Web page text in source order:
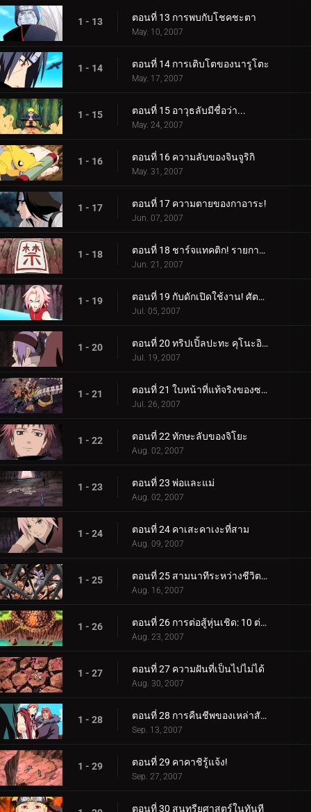
1 - 13 ตอนที่ 13 การพบกับโชคชะตา
May. 10, 2007
1 - 14 ตอนที่ 14 การเติบโตของนารูโตะ
May. 17, 2007
1 - 15 ตอนที่ 15 อาวุธลับมีชื่อว่า...
May. 24, 2007
1 - 16 ตอนที่ 16 ความลับของจินจูริกิ
May. 31, 2007
1 - 17 ตอนที่ 17 ความตายของกาอาระ!
Jun. 07, 2007
1 - 18 ตอนที่ 18 ชาร์จแทคติก! รายการ Button Hook!!
Jun. 21, 2007
1 - 19 ตอนที่ 19 กับดักเปิดใช้งาน! ศัตรูของทีมกาย
Jul. 05, 2007
1 - 20 ตอนที่ 20 ทริปเปิ้ลปะทะ คุโนะอิจิสองคน!
Jul. 19, 2007
1 - 21 ตอนที่ 21 ใบหน้าที่แท้จริงของซาโซริ
Jul. 26, 2007
1 - 22 ตอนที่ 22 ทักษะลับของจิโยะ
Aug. 02, 2007
1 - 23 ตอนที่ 23 พ่อและแม่
Aug. 02, 2007
1 - 24 ตอนที่ 24 คาเสะคาเงะที่สาม
Aug. 09, 2007
1 - 25 ตอนที่ 25 สามนาทีระหว่างชีวิตและความตาย
Aug. 16, 2007
1 - 26 ตอนที่ 26 การต่อสู้หุ่นเชิด: 10 ต่อ 100!
Aug. 23, 2007
1 - 27 ตอนที่ 27 ความฝันที่เป็นไปไม่ได้
Aug. 30, 2007
1 - 28 ตอนที่ 28 การคืนชีพของเหล่าสัตว์ร้าย
Sep. 13, 2007
1 - 29 ตอนที่ 29 คาคาชิรู้แจ้ง!
Sep. 27, 2007
ตอนที่ 30 สุนทรียศาสตร์ในทันที